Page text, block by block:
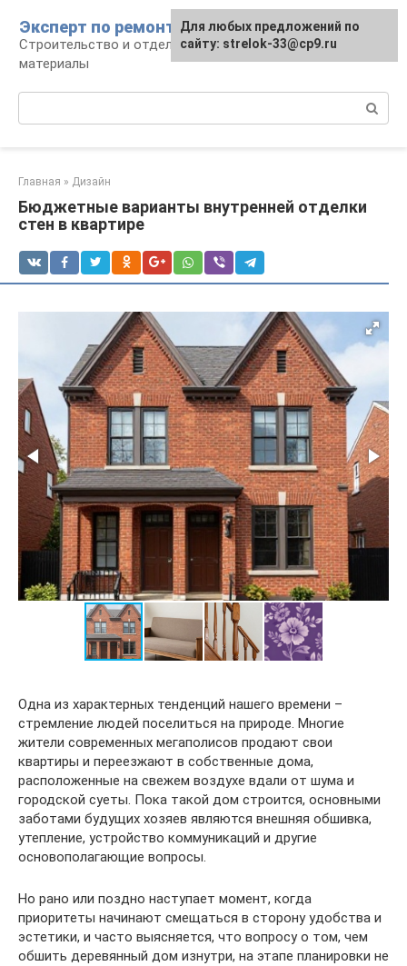
контенту
Эксперт по ремонту
Строительство и отделка: работы и
материалы
Главная » Дизайн
Бюджетные варианты внутренней отделки
стен в квартире
Одна из характерных тенденций нашего времени –
стремление людей поселиться на природе. Многие
жители современных мегаполисов продают свои
квартиры и переезжают в собственные дома,
расположенные на свежем воздухе вдали от шума и
городской суеты. Пока такой дом строится, основными
заботами будущих хозяев являются внешняя обшивка,
утепление, устройство коммуникаций и другие
основополагающие вопросы.
Но рано или поздно наступает момент, когда
приоритеты начинают смещаться в сторону удобства и
эстетики, и часто выясняется, что вопросу о том, чем
обшить деревянный дом изнутри, на этапе планировки не
Для любых предложений по
сайту: strelok-33@cp9.ru
Для любых предложений по
сайту: strelok-33@cp9.ru